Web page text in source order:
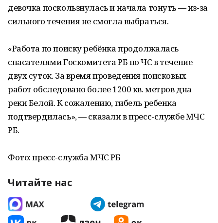
девочка поскользнулась и начала тонуть — из-за
сильного течения не смогла выбраться.
«Работа по поиску ребёнка продолжалась
спасателями Госкомитета РБ по ЧС в течение
двух суток. За время проведения поисковых
работ обследовано более 1200 кв. метров дна
реки Белой. К сожалению, гибель ребенка
подтвердилась», — сказали в пресс-службе МЧС
РБ.
Фото: пресс-служба МЧС РБ
Читайте нас